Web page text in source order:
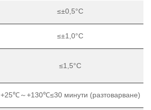
≤±0,5°C
≤±1,0°C
≤1,5°C
+25℃～+130℃≤30 минути (разтоварване)